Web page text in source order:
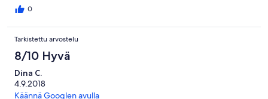
0
Tarkistettu arvostelu
8/10 Hyvä
Dina C.
4.9.2018
Käännä Googlen avulla